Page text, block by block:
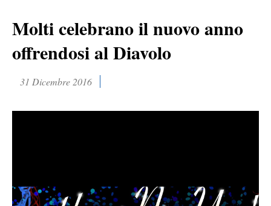
Molti celebrano il nuovo anno
offrendosi al Diavolo
31 Dicembre 2016